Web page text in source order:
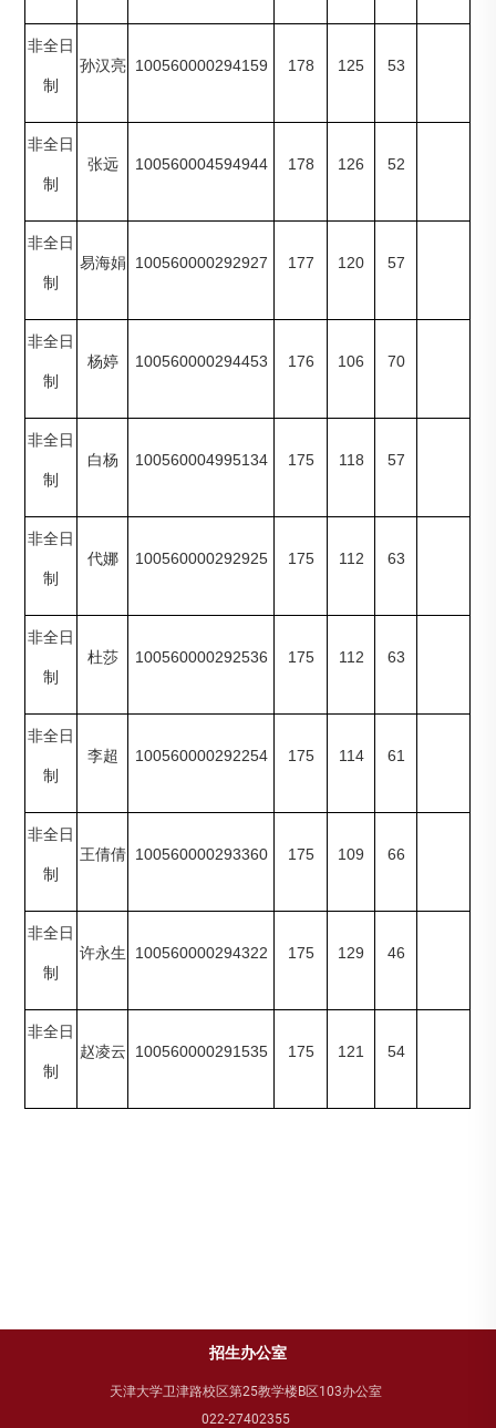
非全日
制
孙汉亮 100560000294159 178 125 53
非全日
制
张远 100560004594944 178 126 52
非全日
制
易海娟 100560000292927 177 120 57
非全日
制
杨婷 100560000294453 176 106 70
非全日
制
白杨 100560004995134 175 118 57
非全日
制
代娜 100560000292925 175 112 63
非全日
制
杜莎 100560000292536 175 112 63
非全日
制
李超 100560000292254 175 114 61
非全日
制
王倩倩 100560000293360 175 109 66
非全日
制
许永生 100560000294322 175 129 46
非全日
制
赵凌云 100560000291535 175 121 54
招生办公室
天津大学卫津路校区第25教学楼B区103办公室
022-27402355